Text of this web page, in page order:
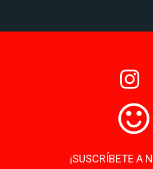
¡SUSCRÍBETE A